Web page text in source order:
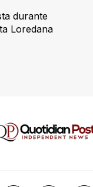
durante
Loredana